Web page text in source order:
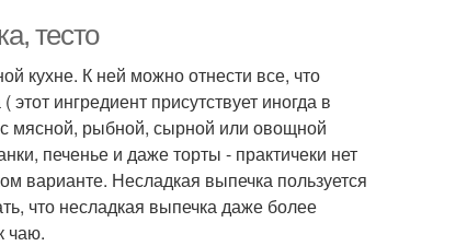
тесто
кухне. К ней можно отнести все, что
ингредиент присутствует иногда в
мясной, рыбной, сырной или овощной
печенье и даже торты - практичеки нет
варианте. Несладкая выпечка пользуется
что несладкая выпечка даже более
чаю.